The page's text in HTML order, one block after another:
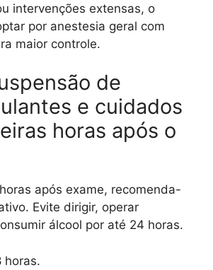
intervenções extensas, o
por anestesia geral com
maior controle.
de
e cuidados
horas após o
após exame, recomenda-
Evite dirigir, operar
álcool por até 24 horas.
horas.